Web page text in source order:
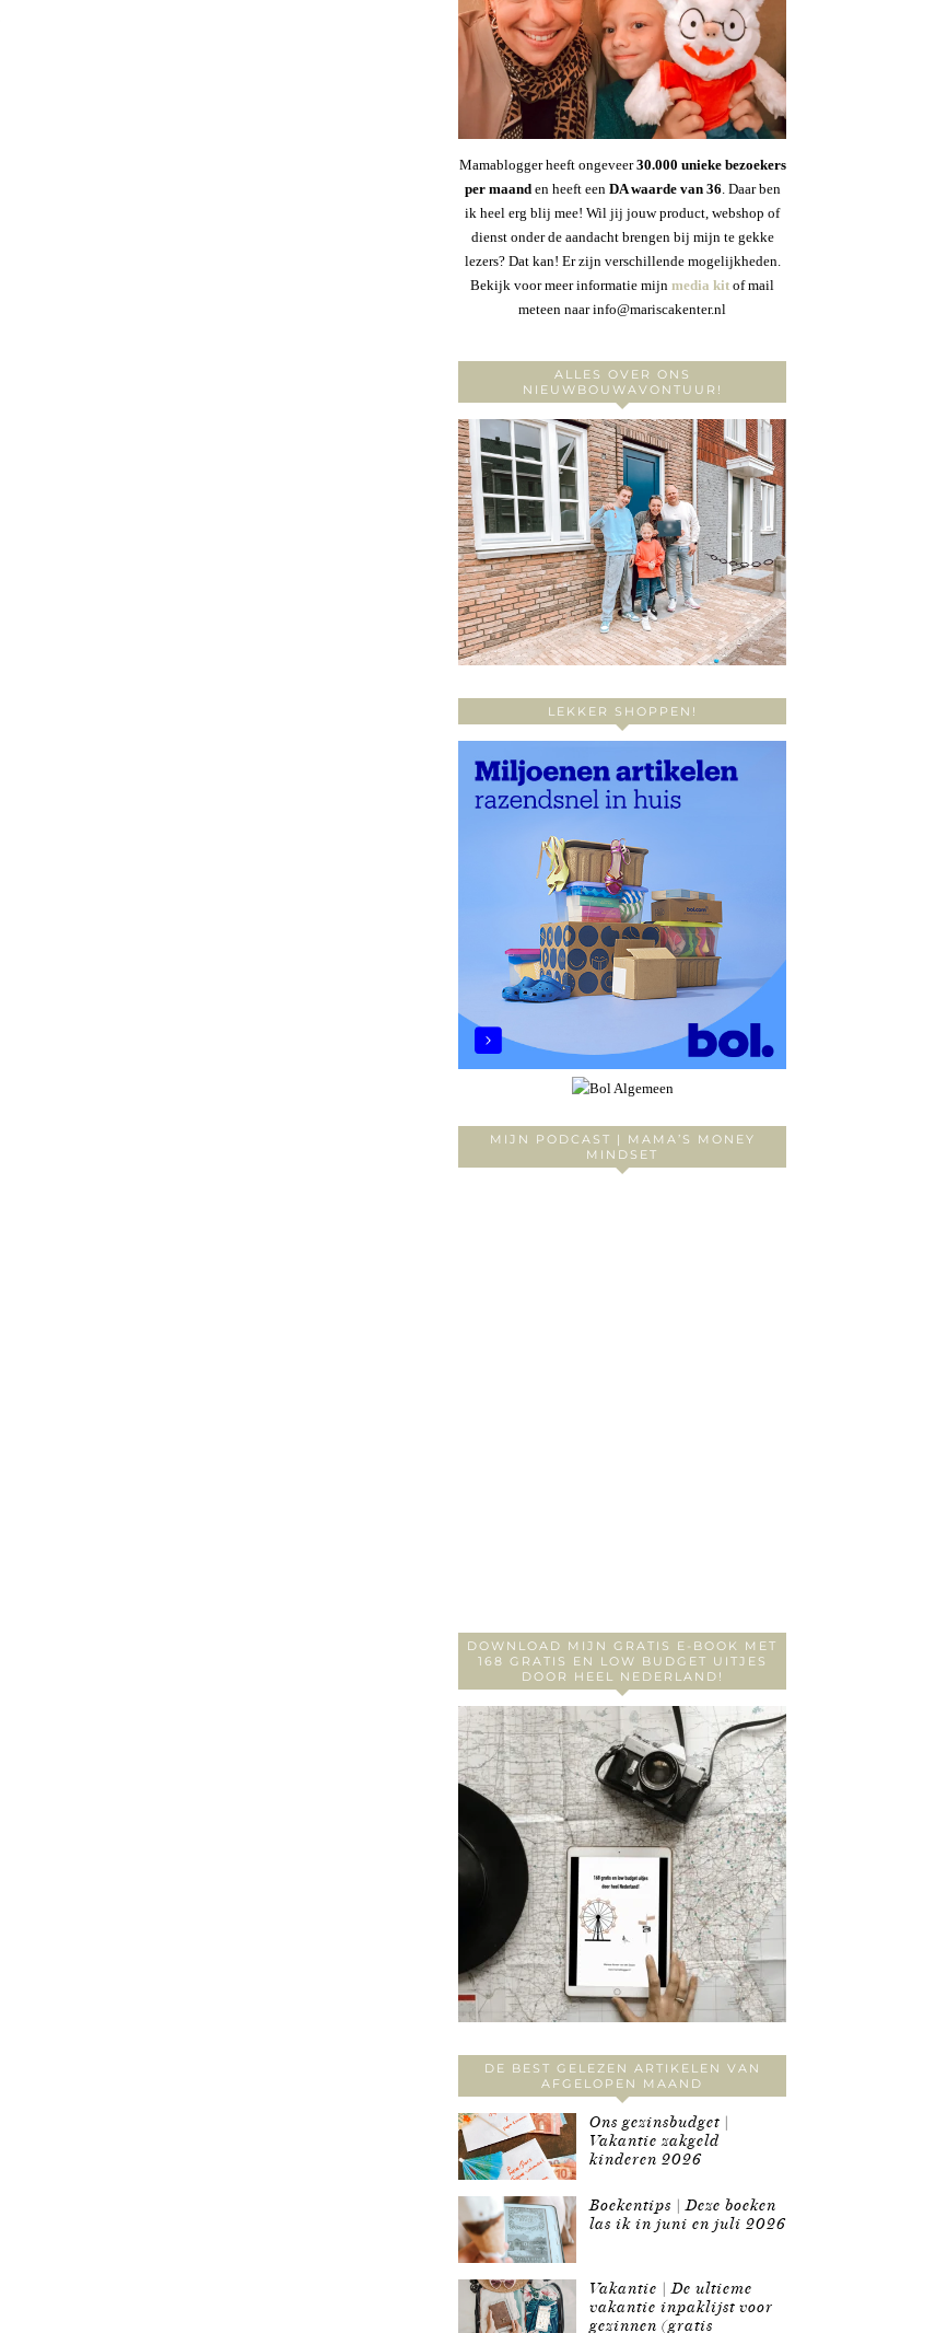
Mamablogger heeft ongeveer30.000 unieke bezoekers
per maanden heeft een DA waarde van 36. Daar ben
ik heel erg blij mee! Wil jij jouw product, webshop of
dienst onder de aandacht brengen bij mijn te gekke
lezers? Dat kan! Er zijn verschillende mogelijkheden.
Bekijk voor meer informatie mijn media kit of mail
meteen naar info@mariscakenter.nl
ALLES OVER ONS
NIEUWBOUWAVONTUUR!
LEKKER SHOPPEN!
MIJN PODCAST | MAMA’S MONEY
MINDSET
DOWNLOAD MIJN GRATIS E-BOOK MET
168 GRATIS EN LOW BUDGET UITJES
DOOR HEEL NEDERLAND!
DE BEST GELEZEN ARTIKELEN VAN
AFGELOPEN MAAND
Ons gezinsbudget |
Vakantie zakgeld
kinderen 2026
Boekentips | Deze boeken
las ik in juni en juli 2026
Vakantie | De ultieme
vakantie inpaklijst voor
gezinnen (gratis